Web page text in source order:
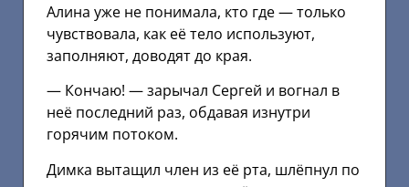
Алина уже не понимала, кто где — только
чувствовала, как её тело используют,
заполняют, доводят до края.
— Кончаю! — зарычал Сергей и вогнал в
неё последний раз, обдавая изнутри
горячим потоком.
Димка вытащил член из её рта, шлёпнул по